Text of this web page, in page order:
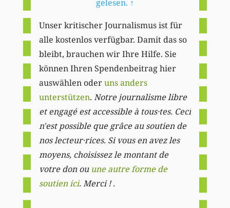
gelesen. ↑
Unser kritischer Journalismus ist für
alle kostenlos verfügbar. Damit das so
bleibt, brauchen wir Ihre Hilfe. Sie
können Ihren Spendenbeitrag hier
auswählen oderuns anders
unterstützen. Notre journalisme libre
et engagé est accessible à tous·tes. Ceci
n'est possible que grâce au soutien de
nos lecteur·rices. Si vous en avez les
moyens, choisissez le montant de
votre don ou une autre forme de
soutien ici. Merci ! .